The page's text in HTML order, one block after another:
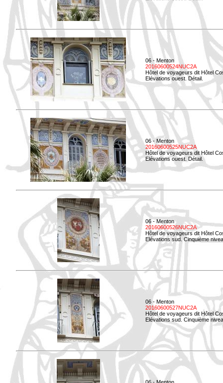
06 - Menton
20160600524NUC2A
Hôtel de voyageurs dit Hôtel
Elévations ouest. Détail.
06 - Menton
20160600525NUC2A
Hôtel de voyageurs dit Hôtel
Elévations ouest. Détail.
06 - Menton
20160600526NUC2A
Hôtel de voyageurs dit Hôtel
Elévations sud. Cinquième
06 - Menton
20160600527NUC2A
Hôtel de voyageurs dit Hôtel
Elévations sud. Cinquième